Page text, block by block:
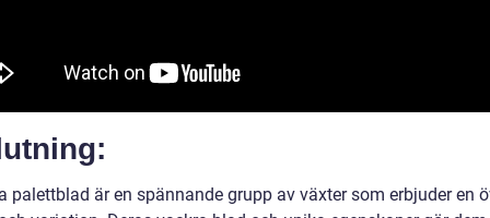
palettblad är en spännande grupp av växter som erbjuder en